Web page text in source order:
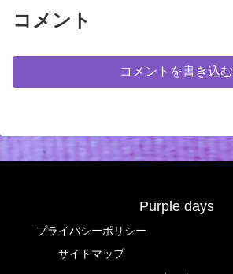
コメント
コメントを書き込む
Purple days
プライバシーポリシー
サイトマップ